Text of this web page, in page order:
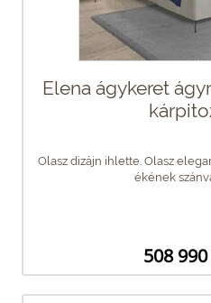
Elena ágykeret
Olasz dizájn ihlette. Olasz
ékének
508